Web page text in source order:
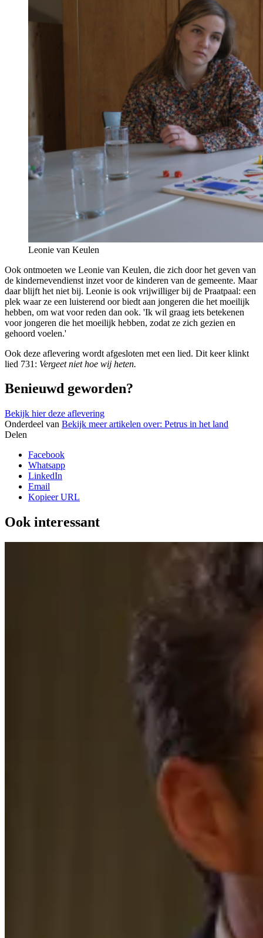
Leonie van Keulen
Ook ontmoeten we Leonie van Keulen, die zich door het geven van
de kindernevendienst inzet voor de kinderen van de gemeente. Maar
daar blijft het niet bij. Leonie is ook vrijwilliger bij de Praatpaal: een
plek waar ze een luisterend oor biedt aan jongeren die het moeilijk
hebben, om wat voor reden dan ook. 'Ik wil graag iets betekenen
voor jongeren die het moeilijk hebben, zodat ze zich gezien en
gehoord voelen.'
Ook deze aflevering wordt afgesloten met een lied. Dit keer klinkt
lied 731: Vergeet niet hoe wij heten.
Benieuwd geworden?
Bekijk hier deze aflevering
Onderdeel van Bekijk meer artikelen over: Petrus in het land
Delen
Facebook
Whatsapp
LinkedIn
Email
Kopieer URL
Ook interessant